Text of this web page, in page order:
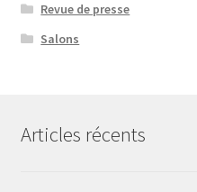
Revue de presse
Salons
Articles récents